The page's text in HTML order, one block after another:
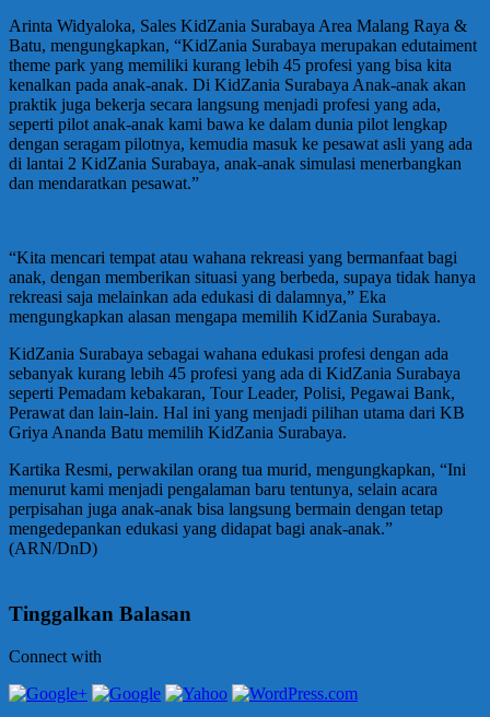
Arinta Widyaloka, Sales KidZania Surabaya Area Malang Raya &
Batu, mengungkapkan, “KidZania Surabaya merupakan edutaiment
theme park yang memiliki kurang lebih 45 profesi yang bisa kita
kenalkan pada anak-anak. Di KidZania Surabaya Anak-anak akan
praktik juga bekerja secara langsung menjadi profesi yang ada,
seperti pilot anak-anak kami bawa ke dalam dunia pilot lengkap
dengan seragam pilotnya, kemudia masuk ke pesawat asli yang ada
di lantai 2 KidZania Surabaya, anak-anak simulasi menerbangkan
dan mendaratkan pesawat.”
“Kita mencari tempat atau wahana rekreasi yang bermanfaat bagi
anak, dengan memberikan situasi yang berbeda, supaya tidak hanya
rekreasi saja melainkan ada edukasi di dalamnya,” Eka
mengungkapkan alasan mengapa memilih KidZania Surabaya.
KidZania Surabaya sebagai wahana edukasi profesi dengan ada
sebanyak kurang lebih 45 profesi yang ada di KidZania Surabaya
seperti Pemadam kebakaran, Tour Leader, Polisi, Pegawai Bank,
Perawat dan lain-lain. Hal ini yang menjadi pilihan utama dari KB
Griya Ananda Batu memilih KidZania Surabaya.
Kartika Resmi, perwakilan orang tua murid, mengungkapkan, “Ini
menurut kami menjadi pengalaman baru tentunya, selain acara
perpisahan juga anak-anak bisa langsung bermain dengan tetap
mengedepankan edukasi yang didapat bagi anak-anak.”
(ARN/DnD)
Tinggalkan Balasan
Connect with